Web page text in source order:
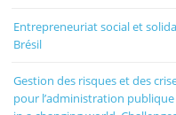
Entrepreneuriat social et
Brésil
Gestion des risques et des
pour l’administration